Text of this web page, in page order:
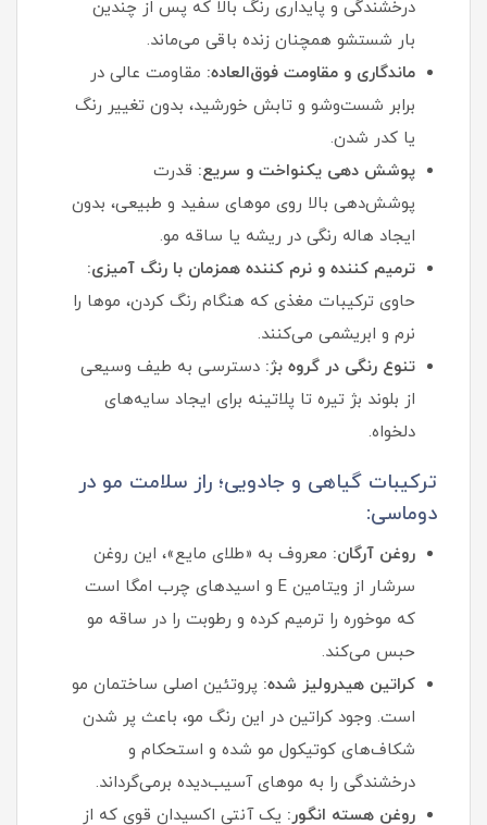
درخشندگی و پایداری رنگ بالا که پس از چندین
بار شستشو همچنان زنده باقی می‌ماند.
ماندگاری و مقاومت فوق‌العاده: مقاومت عالی در
برابر شست‌وشو و تابش خورشید، بدون تغییر رنگ
یا کدر شدن.
پوشش‌ دهی یکنواخت و سریع: قدرت
پوشش‌دهی بالا روی موهای سفید و طبیعی، بدون
ایجاد هاله رنگی در ریشه یا ساقه مو.
ترمیم‌ کننده و نرم‌ کننده همزمان با رنگ‌ آمیزی:
حاوی ترکیبات مغذی که هنگام رنگ کردن، موها را
نرم و ابریشمی می‌کنند.
تنوع رنگی در گروه بژ: دسترسی به طیف وسیعی
از بلوند بژ تیره تا پلاتینه برای ایجاد سایه‌های
دلخواه.
ترکیبات گیاهی و جادویی؛ راز سلامت مو در
دوماسی:
روغن آرگان: معروف به «طلای مایع»، این روغن
سرشار از ویتامین E و اسیدهای چرب امگا است
که موخوره را ترمیم کرده و رطوبت را در ساقه مو
حبس می‌کند.
کراتین هیدرولیز شده: پروتئین اصلی ساختمان مو
است. وجود کراتین در این رنگ مو، باعث پر شدن
شکاف‌های کوتیکول مو شده و استحکام و
درخشندگی را به موهای آسیب‌دیده برمی‌گرداند.
روغن هسته انگور: یک آنتی‌ اکسیدان قوی که از